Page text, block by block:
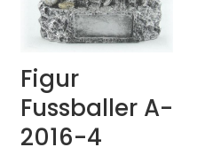
Figur
Fussballer A-
2016-4